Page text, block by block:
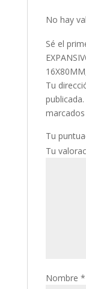
No hay
Sé el
Tu
publicada.
Tu
Tu
Nombre *